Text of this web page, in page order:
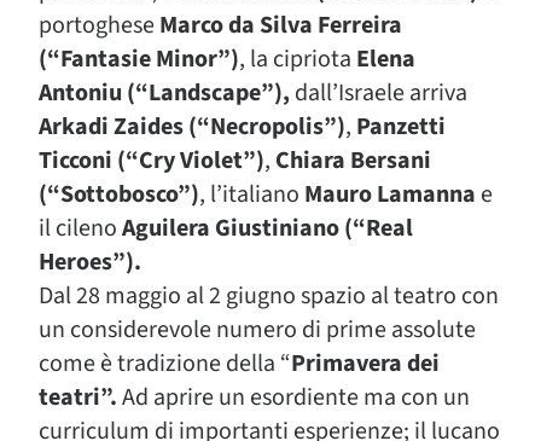
portogheseMarco da Silva Ferreira
(“Fantasie Minor”), la cipriota Elena
Antoniu (“Landscape”), dall’Israele arriva
Arkadi Zaides (“Necropolis”), Panzetti
Ticconi (“Cry Violet”), Chiara Bersani
(“Sottobosco”), l’italiano Mauro Lamanna e
il cilenoAguilera Giustiniano (“Real
Heroes”).
Dal 28 maggio al 2 giugno spazio al teatro con
un considerevole numero di prime assolute
come è tradizione della “Primavera dei
teatri”.Ad aprire un esordiente ma con un
curriculum di importanti esperienze; il lucano